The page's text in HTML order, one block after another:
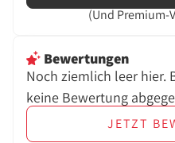
(Und Premium-
Bewertungen
Noch ziemlich leer hier.
keine Bewertung
JETZT